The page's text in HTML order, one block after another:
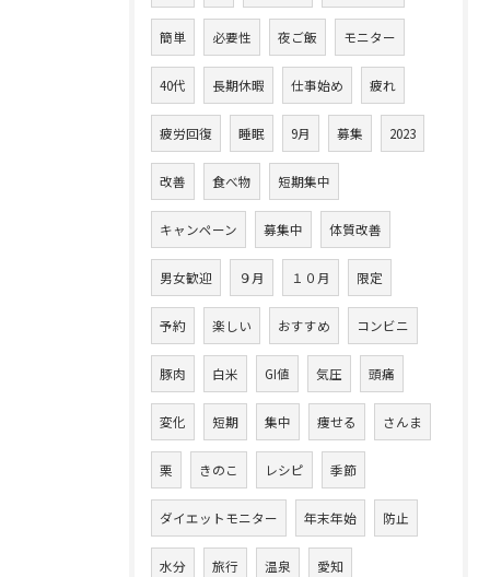
簡単 必要性 夜ご飯 モニター
40代 長期休暇 仕事始め 疲れ
疲労回復 睡眠 9月 募集 2023
改善 食べ物 短期集中
キャンペーン 募集中 体質改善
男女歓迎 ９月 １０月 限定
予約 楽しい おすすめ コンビニ
豚肉 白米 GI値 気圧 頭痛
変化 短期 集中 痩せる さんま
栗 きのこ レシピ 季節
ダイエットモニター 年末年始 防止
水分 旅行 温泉 愛知